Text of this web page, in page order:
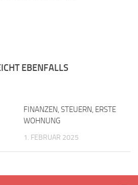
EBENFALLS
FINANZEN, STEUERN, ERSTE
WOHNUNG
1. FEBRUAR 2025